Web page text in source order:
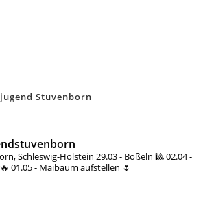
Stuvenborn
Schleswig-Holstein 29.03 - Boßeln 🎱02.04 -
01.05 - Maibaum aufstellen 🌷